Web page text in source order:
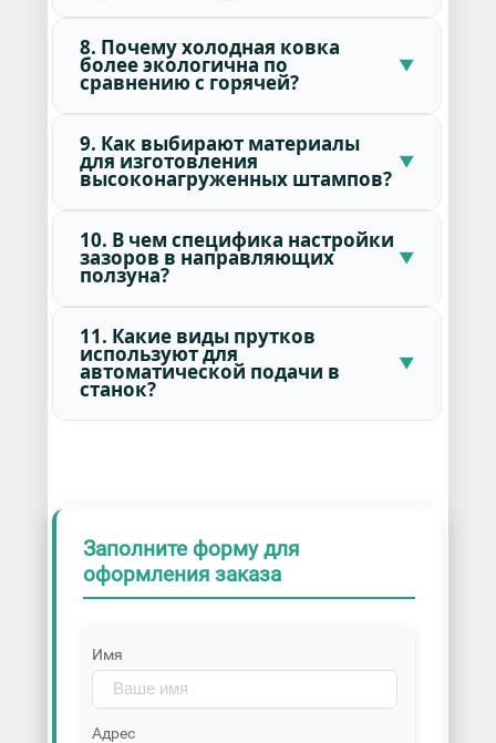
8. Почему холодная ковка
более экологична по
сравнению с горячей?
9. Как выбирают материалы
для изготовления
высоконагруженных штампов?
10. В чем специфика настройки
зазоров в направляющих
ползуна?
11. Какие виды прутков
используют для
автоматической подачи в
станок?
Заполните форму для
оформления заказа
Имя
Адрес